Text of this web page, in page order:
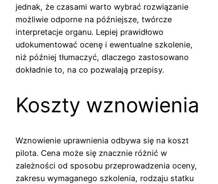
jednak, że czasami warto wybrać rozwiązanie
możliwie odporne na późniejsze, twórcze
interpretacje organu. Lepiej prawidłowo
udokumentować ocenę i ewentualne szkolenie,
niż później tłumaczyć, dlaczego zastosowano
dokładnie to, na co pozwalają przepisy.
Koszty wznowienia
Wznowienie uprawnienia odbywa się na koszt
pilota. Cena może się znacznie różnić w
zależności od sposobu przeprowadzenia oceny,
zakresu wymaganego szkolenia, rodzaju statku